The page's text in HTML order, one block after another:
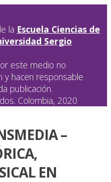
la Escuela Ciencias de
Sergio
este medio no
y hacen responsable
publicación.
Colombia, 2020
–
EN